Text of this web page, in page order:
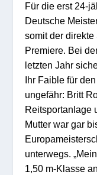
Für die erst 24-
Deutsche
somit der
Premiere. Bei
letzten Jahr
Ihr Faible für
ungefähr: Britt
Reitsportanlage
Mutter war gar
unterwegs.
1,50 m-Klasse